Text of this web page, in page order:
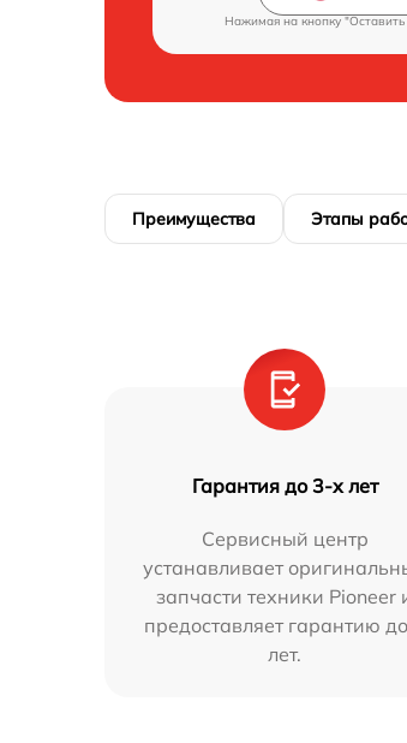
Нажимая на кнопку
Преимущества Этапы
Гарантия до 3-х лет
Сервисный центр
устанавливает
запчасти техники Pioneer
предоставляет гарантию
лет.